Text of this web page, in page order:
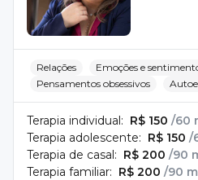
Perguntas e respostas
office@terappio.com
Relações
Emoções e
Pensamentos obsessivos
Terapia individual: R$ 150 /60
Terapia adolescente: R$ 150 /
Terapia de casal: R$ 200 /90
Terapia familiar: R$ 200 /90